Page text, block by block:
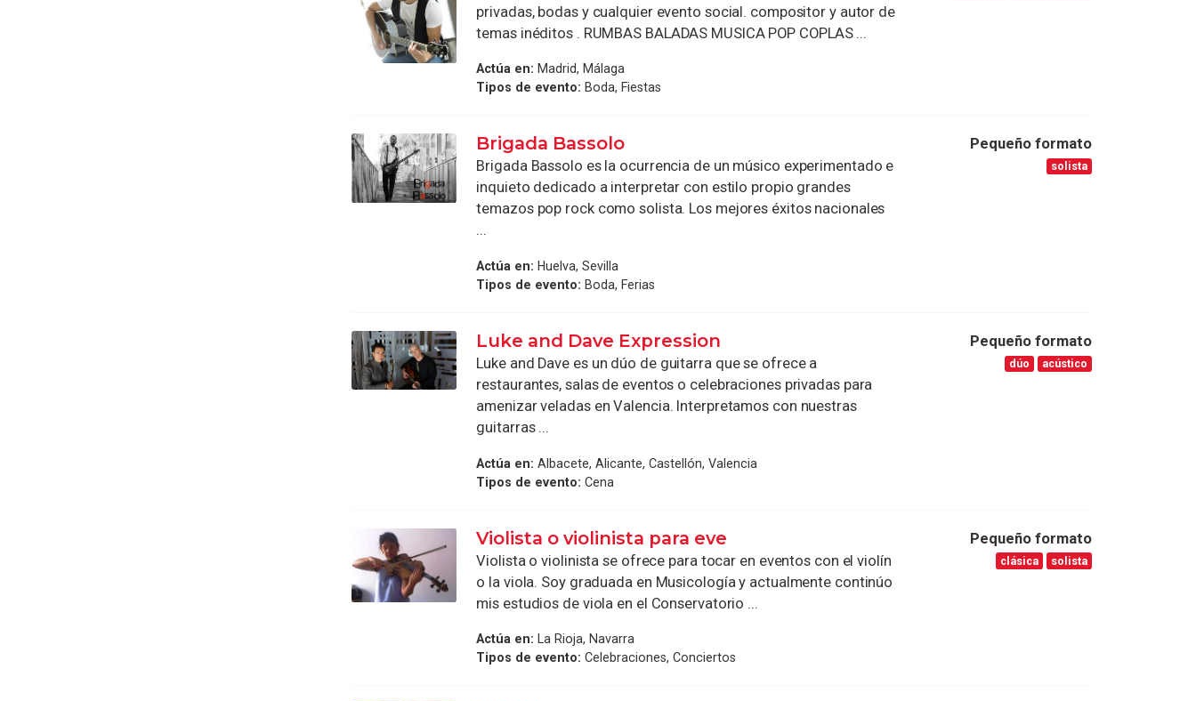
privadas, bodas y cualquier evento social. compositor y autor de
temas inéditos . RUMBAS BALADAS MUSICA POP COPLAS ...
Actúa en: Madrid, Málaga
Tipos de evento: Boda, Fiestas
Brigada Bassolo
Brigada Bassolo es la ocurrencia de un músico experimentado e
inquieto dedicado a interpretar con estilo propio grandes
temazos pop rock como solista. Los mejores éxitos nacionales
...
Actúa en: Huelva, Sevilla
Tipos de evento: Boda, Ferias
Pequeño formato
solista
Luke and Dave Expression
Luke and Dave es un dúo de guitarra que se ofrece a
restaurantes, salas de eventos o celebraciones privadas para
amenizar veladas en Valencia. Interpretamos con nuestras
guitarras ...
Actúa en: Albacete, Alicante, Castellón, Valencia
Tipos de evento: Cena
Pequeño formato
dúo acústico
Violista o violinista para eve
Violista o violinista se ofrece para tocar en eventos con el violín
o la viola. Soy graduada en Musicología y actualmente continúo
mis estudios de viola en el Conservatorio ...
Actúa en: La Rioja, Navarra
Tipos de evento: Celebraciones, Conciertos
Pequeño formato
clásica solista